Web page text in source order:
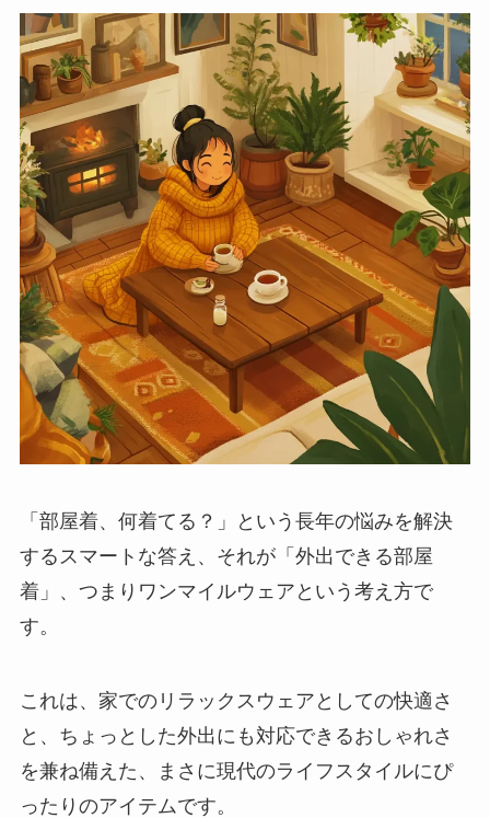
「部屋着、何着てる？」という長年の悩みを解決
するスマートな答え、それが「外出できる部屋
着」、つまり ワンマイルウェア という考え方で
す。
これは、家でのリラックスウェアとしての快適さ
と、ちょっとした外出にも対応できるおしゃれさ
を兼ね備えた、まさに現代のライフスタイルにぴ
ったりのアイテムです。